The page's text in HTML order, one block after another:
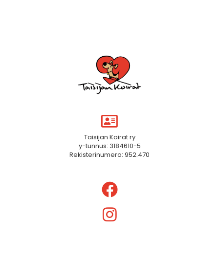
Taisijan Koirat ry
y-tunnus: 3184610-5
Rekisterinumero: 952.470